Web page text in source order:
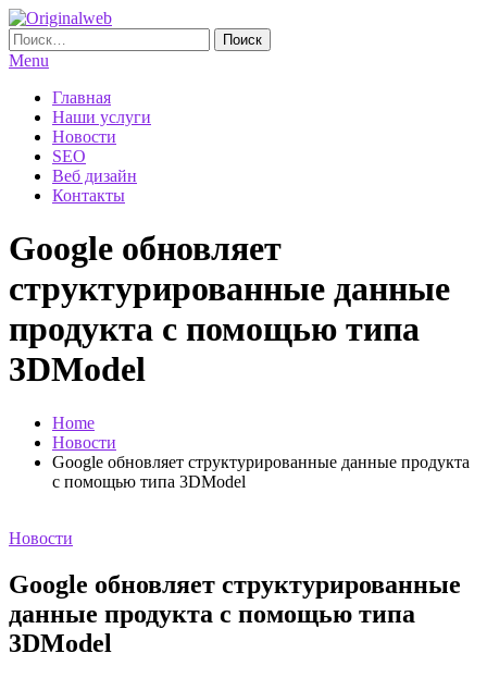
Skip
To
Content
Originalweb
Создание и продвижение сайтов
Найти:
Menu
Главная
Наши услуги
Новости
SEO
Веб дизайн
Контакты
Google обновляет
структурированные данные
продукта с помощью типа
3DModel
Home
Новости
Google обновляет структурированные данные продукта
с помощью типа 3DModel
Новости
Google обновляет структурированные
данные продукта с помощью типа
3DModel